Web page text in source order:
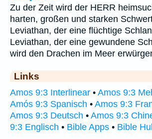
Zu der Zeit wird der HERR
harten, großen und starken
Leviathan, der eine flüchtige
Leviathan, der eine gewundene
wird den Drachen im Meer
Links
Amos 9:3 Interlinear • Amos 9:3
Amós 9:3 Spanisch • Amos 9:3
Amos 9:3 Deutsch • Amos 9:3
9:3 Englisch • Bible Apps • Bible